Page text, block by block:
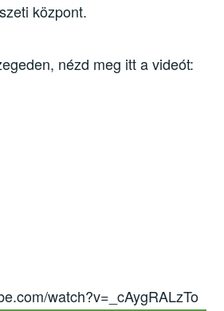
központ.
nézd meg itt a videót:
watch?v=_cAygRALzTo